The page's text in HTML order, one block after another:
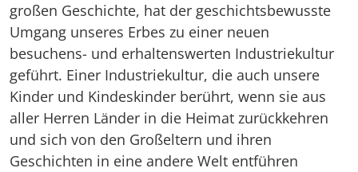
großen Geschichte, hat der geschichtsbewusste
Umgang unseres Erbes zu einer neuen
besuchens- und erhaltenswerten Industriekultur
geführt. Einer Industriekultur, die auch unsere
Kinder und Kindeskinder berührt, wenn sie aus
aller Herren Länder in die Heimat zurückkehren
und sich von den Großeltern und ihren
Geschichten in eine andere Welt entführen